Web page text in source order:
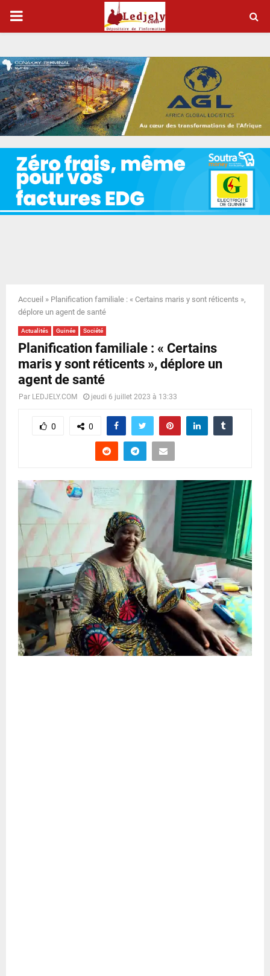
P
I
M
A
Y
N
U
Accueil » Planification familiale : « Certains maris y sont réticents »,
déplore un agent de santé
Actualités Guinée Société
Planification familiale : « Certains
maris y sont réticents », déplore un
agent de santé
Par LEDJELY.COM jeudi 6 juillet 2023 à 13:33
0 0